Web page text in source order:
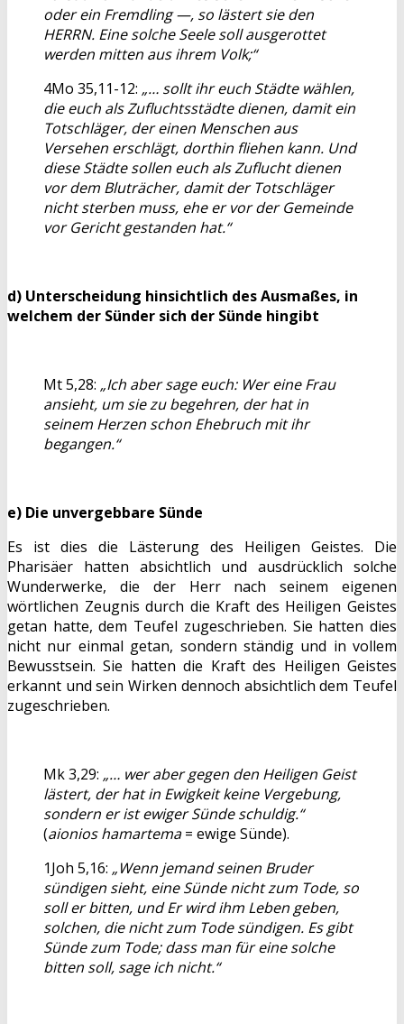
oder ein Fremdling —, so lästert sie den
HERRN. Eine solche Seele soll ausgerottet
werden mitten aus ihrem Volk;“
4Mo 35,11-12: „… sollt ihr euch Städte wählen,
die euch als Zufluchtsstädte dienen, damit ein
Totschläger, der einen Menschen aus
Versehen erschlägt, dorthin fliehen kann. Und
diese Städte sollen euch als Zuflucht dienen
vor dem Bluträcher, damit der Totschläger
nicht sterben muss, ehe er vor der Gemeinde
vor Gericht gestanden hat.“
d) Unterscheidung hinsichtlich des Ausmaßes, in
welchem der Sünder sich der Sünde hingibt
Mt 5,28: „Ich aber sage euch: Wer eine Frau
ansieht, um sie zu begehren, der hat in
seinem Herzen schon Ehebruch mit ihr
begangen.“
e) Die unvergebbare Sünde
Es ist dies die Lästerung des Heiligen Geistes. Die
Pharisäer hatten absichtlich und ausdrücklich solche
Wunderwerke, die der Herr nach seinem eigenen
wörtlichen Zeugnis durch die Kraft des Heiligen Geistes
getan hatte, dem Teufel zugeschrieben. Sie hatten dies
nicht nur einmal getan, sondern ständig und in vollem
Bewusstsein. Sie hatten die Kraft des Heiligen Geistes
erkannt und sein Wirken dennoch absichtlich dem Teufel
zugeschrieben.
Mk 3,29: „… wer aber gegen den Heiligen Geist
lästert, der hat in Ewigkeit keine Vergebung,
sondern er ist ewiger Sünde schuldig.“
(aionios hamartema= ewige Sünde).
1Joh 5,16: „Wenn jemand seinen Bruder
sündigen sieht, eine Sünde nicht zum Tode, so
soll er bitten, und Er wird ihm Leben geben,
solchen, die nicht zum Tode sündigen. Es gibt
Sünde zum Tode; dass man für eine solche
bitten soll, sage ich nicht.“